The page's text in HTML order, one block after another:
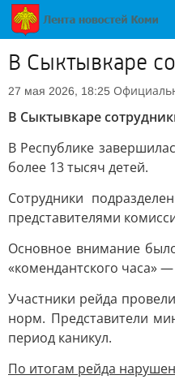
В Сыктывкаре
27 мая 2026, 18:25
В Сыктывкаре
В Республике
более 13 тысяч детей.
Сотрудники
представителями
Основное внимание
«комендантского часа»
Участники рейда
норм. Представители
период каникул.
По итогам рейда